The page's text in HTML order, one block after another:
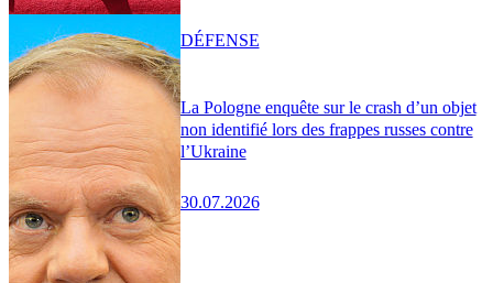
La Pologne enquête sur le crash d’un objet
non identifié lors des frappes russes contre
l’Ukraine
30.07.2026
DÉFENSE